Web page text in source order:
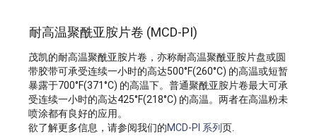
耐高温聚酰亚胺片卷 (MCD-PI)
茂凯的耐高温聚酰亚胺片卷，亦称耐高温聚酰亚胺片盘或圆
带胶带可承受连续一小时的高达500°F(260°C) 的高温或短暂
暴露于700°F(371°C) 的高温下。普通聚酰亚胺片卷最大可承
受连续一小时的高达425°F(218°C) 的高温。两者在高温粉未
喷涂都有良好的应用。
欲了解更多信息，请参阅我们的MCD-PI 系列页.